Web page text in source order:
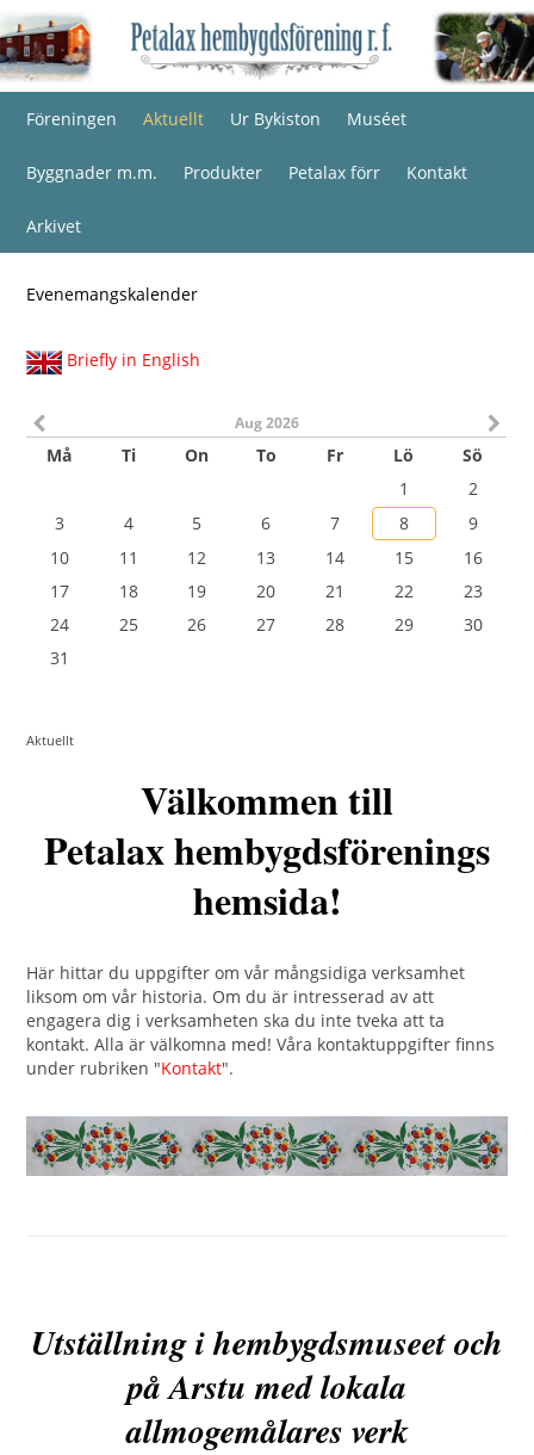
Föreningen Aktuellt Ur Bykiston Muséet
Byggnader m.m. Produkter Petalax förr Kontakt
Arkivet
Evenemangskalender
Briefly in English
Aug 2026
Må Ti On To Fr Lö
Sö
1
2
3
4 5 6 7 8
9
10
11 12 13 14 15
16
17
18 19 20 21 22
23
24
25 26 27 28 29
30
31
Aktuellt
Välkommen till
Petalax hembygdsförenings
hemsida!
Här hittar du uppgifter om vår mångsidiga verksamhet
liksom om vår historia. Om du är intresserad av att
engagera dig i verksamheten ska du inte tveka att ta
kontakt. Alla är välkomna med! Våra kontaktuppgifter finns
under rubriken "Kontakt".
Utställning i hembygdsmuseet och
på Arstu med lokala
allmogemålares verk